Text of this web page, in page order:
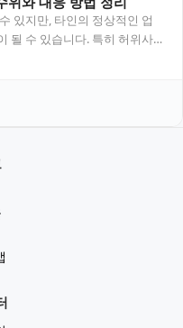
있지만, 타인의 정상적인 업
될 수 있습니다. 특히 허위사